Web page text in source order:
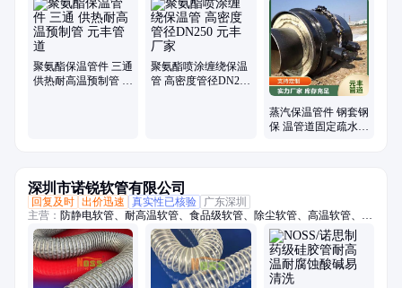
皮架空保温管、聚氨酯保温管件、蒸汽保温管件、预制蒸汽架空保温管、
钢套钢耐高温保温管、保温管直埋钢套钢、钢套钢地埋管、钢套钢外滑动
钢管、钢套钢保温弯头、蒸汽保温管架空、耐高温高压蒸汽管、钢套钢高
温蒸汽保温管、套钢蒸汽保温钢管、高压耐高温蒸汽管、蒸汽架空保温
管、集中供热蒸汽保温管、高温蒸汽保温管
聚氨酯保温管件 三通
供热耐高温预制管 元
聚氨酯喷涂缠绕保温
管 高密度管径DN250
蒸汽保温管件 钢套钢
保 温管道固定疏水节
深圳市诺锐软管有限公司
回复及时 出价迅速 真实性已核验
广东深圳
主营： 防静电软管、耐高温软管、食品级软管、除尘软管、高温软管、吸
尘软管、pu钢丝软管、无塑化剂软管、食品级钢丝软管、阻燃防静电软
管、通风软管、通风管、高温风管、伸缩风管、耐腐蚀风管、耐高温除尘
管、除尘管、阻燃除尘管、吸尘管、耐热风管、PTFE风管、铁氟龙风
管、洁净风管、防火风管、耐高温风管